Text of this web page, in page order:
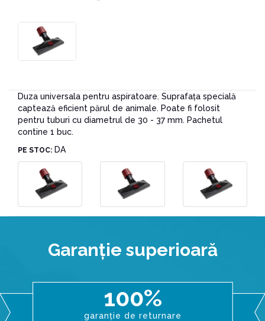
Duza universala pentru aspiratoare. Suprafața specială
captează eficient părul de animale. Poate fi folosit
pentru tuburi cu diametrul de 30 - 37 mm. Pachetul
contine 1 buc.
PE STOC: DA
Garanţie superioară
100%
garanție de returnare